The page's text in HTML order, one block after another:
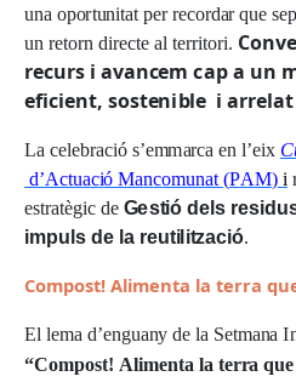
una oportunitatperrecordarquesep
un retorn directe al territori. Conve
recurs i avancemcap a un
eficient, sostenible i arrel
Lacelebració s’emmarcaen l’eix
d’Actuació Mancomunat (PAM) i
estratègic de Gestiódels resi
impu lsde a reutilització.
Compost! Alimenta la terra qu
El lema d’enguanyde la Setmana I
“Compost! Alimenta la terra qu